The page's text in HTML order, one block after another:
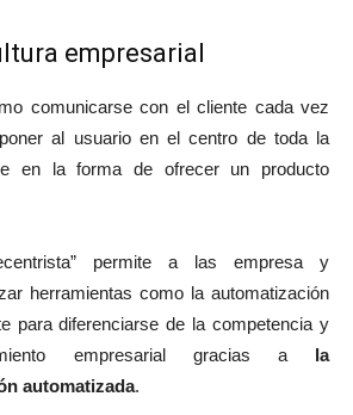
empresarial
comunicarse con el cliente cada vez
al usuario en el centro de toda la
en la forma de ofrecer un producto
permite a las empresa y
herramientas como la automatización
para diferenciarse de la competencia y
empresarial gracias a la
automatizada.